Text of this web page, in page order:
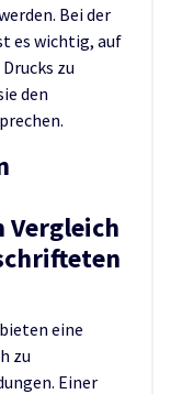
Bei der
es wichtig, auf
zu
den
eine
zu
Einer